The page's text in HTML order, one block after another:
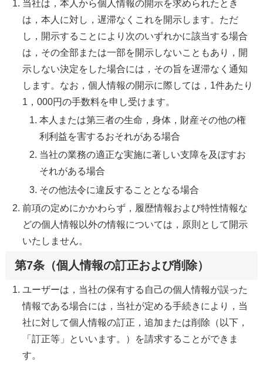
当社は，本人から個人情報の開示を求められたとき
は，本人に対し，遅滞なくこれを開示します。ただ
し，開示することにより次のいずれかに該当する場合
は，その全部または一部を開示しないこともあり，開
示しない決定をした場合には，その旨を遅滞なく通知
します。なお，個人情報の開示に際しては，1件あたり
1，000円の手数料を申し受けます。
本人または第三者の生命，身体，財産その他の権
利利益を害するおそれがある場合
当社の業務の適正な実施に著しい支障を及ぼすお
それがある場合
その他法令に違反することとなる場合
前項の定めにかかわらず，履歴情報および特性情報な
どの個人情報以外の情報については，原則として開示
いたしません。
第7条（個人情報の訂正および削除）
ユーザーは，当社の保有する自己の個人情報が誤った
情報である場合には，当社が定める手続きにより，当
社に対して個人情報の訂正，追加または削除（以下，
「訂正等」といいます。）を請求することができま
す。